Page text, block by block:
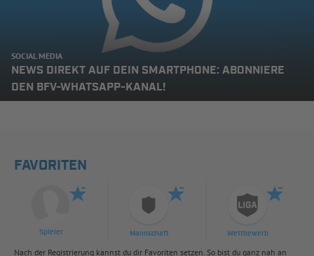
SOCIAL MEDIA
NEWS DIREKT AUF DEIN SMARTPHONE: ABONNIERE
DEN BFV-WHATSAPP-KANAL!
FAVORITEN
Spieler Mannschaft Wettbewerb
Nach der Registrierung kannst du dir Favoriten setzen. So bist du ganz nah an